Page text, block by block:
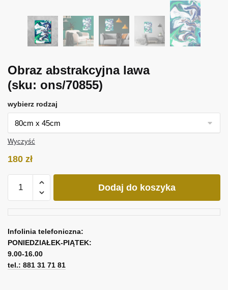
Obraz abstrakcyjna lawa
(sku: ons/70855)
wybierz rodzaj
Wyczyść
180 zł
Obraz
Dodaj do koszyka
Infolinia telefoniczna:
PONIEDZIAŁEK-PIĄTEK:
9.00-16.00
tel.: 881 31 71 81